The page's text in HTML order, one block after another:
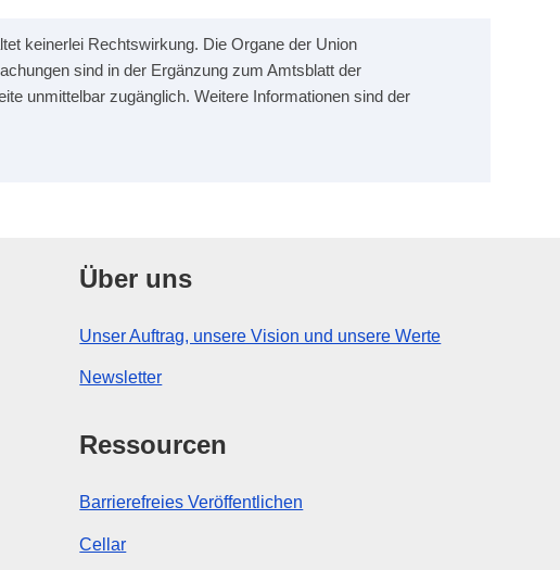
keinerlei Rechtswirkung. Die Organe der Union
sind in der Ergänzung zum Amtsblatt der
unmittelbar zugänglich. Weitere Informationen sind der
Über uns
Unser Auftrag, unsere Vision und unsere Werte
Newsletter
Ressourcen
Barrierefreies Veröffentlichen
Cellar